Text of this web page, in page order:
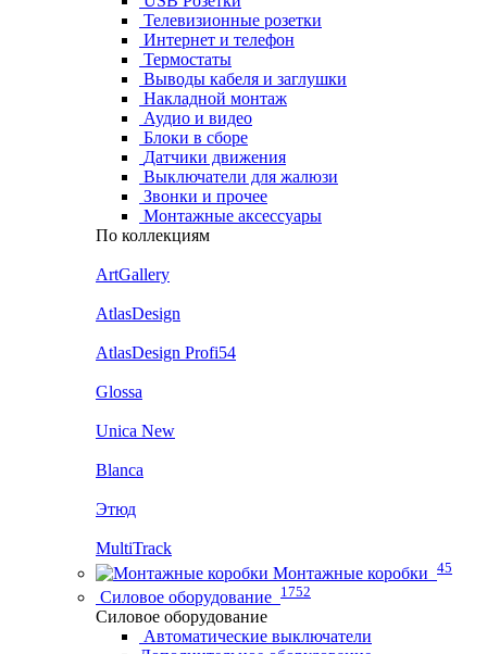
Телевизионные розетки
Интернет и телефон
Термостаты
Выводы кабеля и заглушки
Накладной монтаж
Аудио и видео
Блоки в сборе
Датчики движения
Выключатели для жалюзи
Звонки и прочее
Монтажные аксессуары
По коллекциям
ArtGallery
AtlasDesign
AtlasDesign Profi54
Glossa
Unica New
Blanca
Этюд
MultiTrack
Монтажные коробки 45
Силовое оборудование 1752
Силовое оборудование
Автоматические выключатели